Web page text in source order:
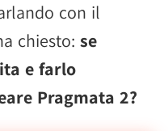
con il
chiesto: se
e farlo
Pragmata 2?